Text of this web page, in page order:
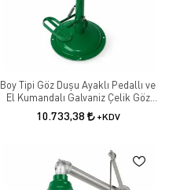
Boy Tipi Göz Duşu Ayaklı Pedallı ve
El Kumandalı Galvaniz Çelik Göz
Yıkama İstasyonu
10.733,38 +KDV